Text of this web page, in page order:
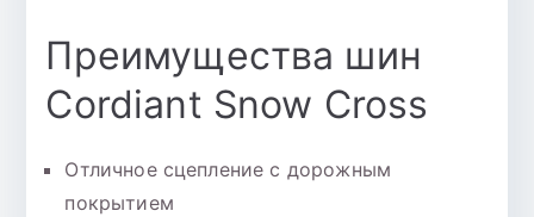
Преимущества шин
Cordiant Snow Cross
Отличное сцепление с дорожным
покрытием